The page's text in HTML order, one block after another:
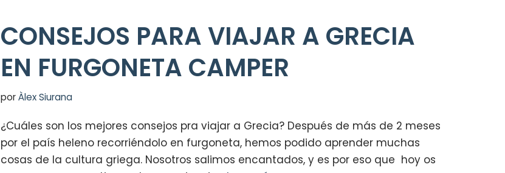
CONSEJOS PARA VIAJAR A GRECIA
EN FURGONETA CAMPER
porÀlex Siurana
¿Cuáles son los mejores consejos pra viajar a Grecia? Después de más de 2 meses
por el país heleno recorriéndolo en furgoneta, hemos podido aprender muchas
cosas de la cultura griega. Nosotros salimos encantados, y es por eso que hoy os